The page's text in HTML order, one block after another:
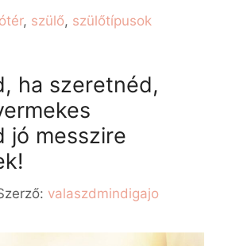
, szülő, szülőtípusok
ha szeretnéd,
jó messzire
valaszdmindigajo